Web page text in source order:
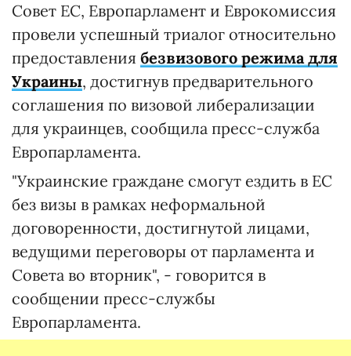
Совет ЕС, Европарламент и Еврокомиссия
провели успешный триалог относительно
предоставления безвизового режима для
Украины, достигнув предварительного
соглашения по визовой либерализации
для украинцев, сообщила пресс-служба
Европарламента.
"Украинские граждане смогут ездить в ЕС
без визы в рамках неформальной
договоренности, достигнутой лицами,
ведущими переговоры от парламента и
Совета во вторник", - говорится в
сообщении пресс-службы
Европарламента.